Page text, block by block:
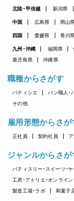
北陸・甲信越 新潟県
中国 広島県 岡山
四国 愛媛県 香川
九州・沖縄 福岡県
鹿児島県
沖縄県
職種からさがす
パティシエ パン職人・
その他
雇用形態からさが
正社員 契約社員
ジャンルからさが
パティスリー・スイーツ・
工房・アトリエ・オンライ
製造工場・ラボ
和菓子